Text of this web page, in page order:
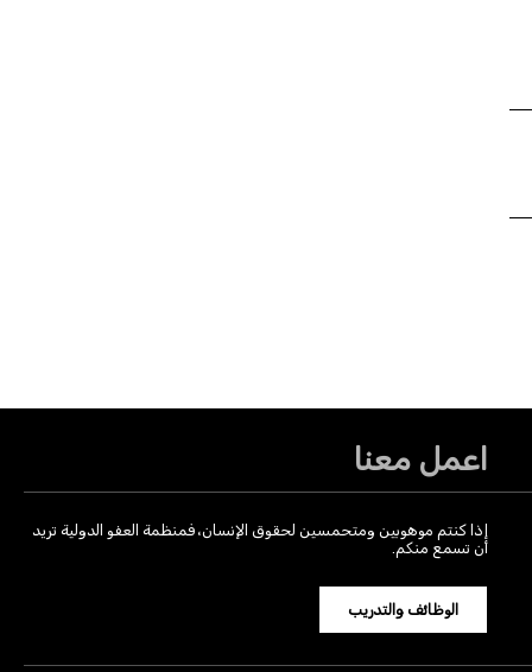
اعمل معنا
إذا كنتم موهوبين ومتحمسين لحقوق الإنسان، فمنظمة العفو الدولية تريد
أن تسمع منكم.
الوظائف والتدريب